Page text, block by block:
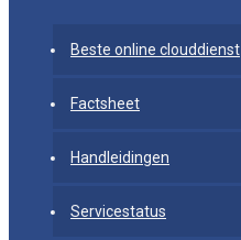
Beste online clouddienst
Factsheet
Handleidingen
Servicestatus